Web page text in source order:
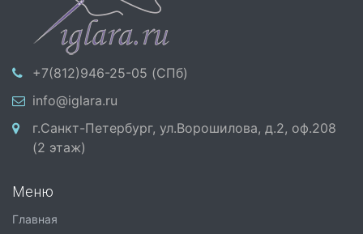
+7(812)946-25-05 (СПб)
info@iglara.ru
г.Санкт-Петербург, ул.Ворошилова, д.2, оф.208
(2 этаж)
Меню
Главная